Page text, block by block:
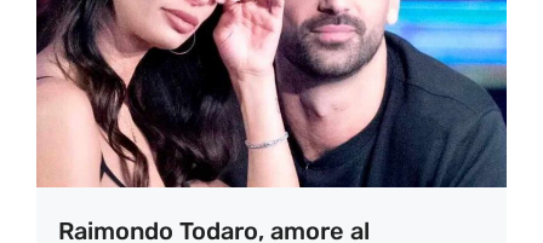
Raimondo Todaro, amore al